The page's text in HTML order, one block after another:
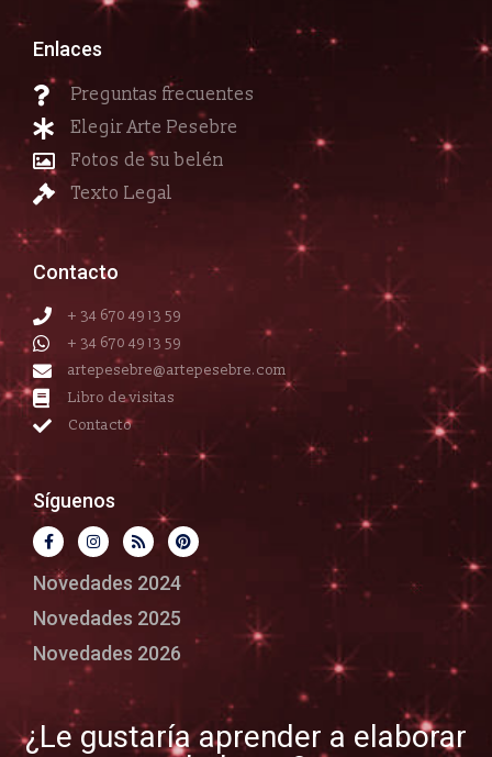
Enlaces
Preguntas frecuentes
Elegir Arte Pesebre
Fotos de su belén
Texto Legal
Contacto
+ 34 670 49 13 59
+ 34 670 49 13 59
artepesebre@artepesebre.com
Libro de visitas
Contacto
Síguenos
Novedades 2024
Novedades 2025
Novedades 2026
¿Le gustaría aprender a elaborar